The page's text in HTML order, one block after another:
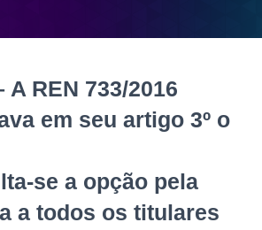
A REN 733/2016
em seu artigo 3º o
se a opção pela
a todos os titulares